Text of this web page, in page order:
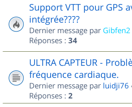
Support VTT pour GPS
intégrée????
Dernier message par Gibfen2
Réponses : 34
ULTRA CAPTEUR -
fréquence cardiaque.
Dernier message par luidji76
Réponses : 2